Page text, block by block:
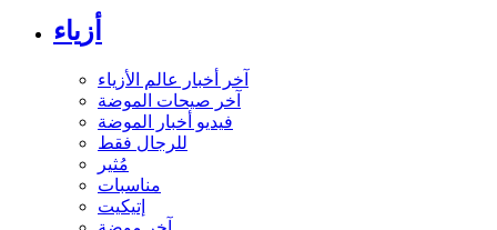
أزياء
آخر أخبار عالم الأزياء
آخر صيحات الموضة
فيديو أخبار الموضة
للرجال فقط
مُثير
مناسبات
إتيكيت